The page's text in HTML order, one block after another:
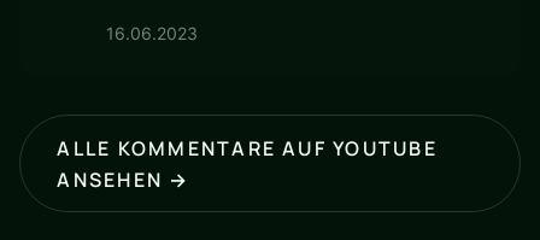
16.06.2023
ALLE KOMMENTARE AUF YOUTUBE
ANSEHEN →